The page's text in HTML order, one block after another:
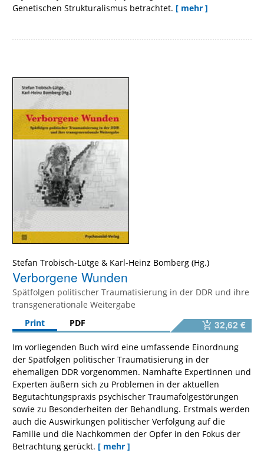
Genetischen Strukturalismus betrachtet. [ mehr ]
Stefan Trobisch-Lütge & Karl-Heinz Bomberg
Verborgene Wunden
Spätfolgen politischer Traumatisierung in der DDR und ihre
transgenerationale Weitergabe
Print
PDF 32,62 €
Im vorliegenden Buch wird eine umfassende Einordnung
der Spätfolgen politischer Traumatisierung in der
ehemaligen DDR vorgenommen. Namhafte Expertinnen und
Experten äußern sich zu Problemen in der aktuellen
Begutachtungspraxis psychischer Traumafolgestörungen
sowie zu Besonderheiten der Behandlung. Erstmals werden
auch die Auswirkungen politischer Verfolgung auf die
Familie und die Nachkommen der Opfer in den Fokus der
Betrachtung gerückt. [ mehr ]